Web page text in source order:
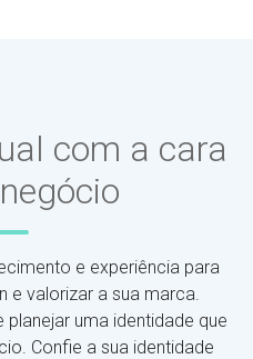
com a cara
e experiência para
e valorizar a sua marca.
uma identidade que
Confie a sua identidade